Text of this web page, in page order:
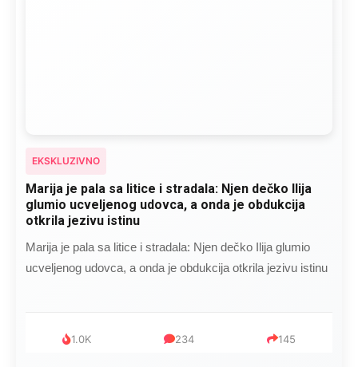
EKSKLUZIVNO
Marija je pala sa litice i stradala: Njen dečko Ilija
glumio ucveljenog udovca, a onda je obdukcija
otkrila jezivu istinu
Marija je pala sa litice i stradala: Njen dečko Ilija glumio
ucveljenog udovca, a onda je obdukcija otkrila jezivu istinu
1.0K 234 145